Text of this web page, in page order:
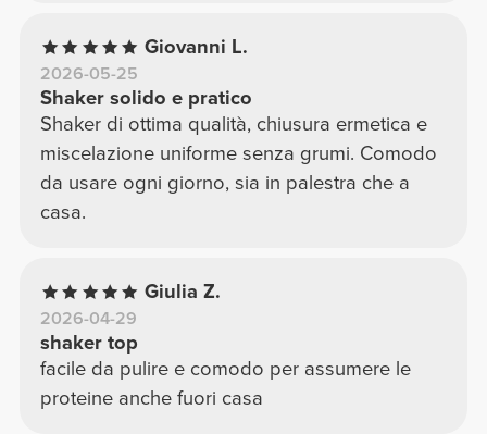
Giovanni L.
2026-05-25
Shaker solido e pratico
Shaker di ottima qualità, chiusura ermetica e
miscelazione uniforme senza grumi. Comodo
da usare ogni giorno, sia in palestra che a
casa.
Giulia Z.
2026-04-29
shaker top
facile da pulire e comodo per assumere le
proteine anche fuori casa